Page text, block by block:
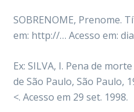
SOBRENOME, Prenome.
em: http://… Acesso em:
Ex: SILVA, I. Pena de
de São Paulo, São Paulo,
<. Acesso em 29 set. 1998.